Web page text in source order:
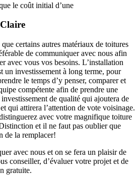
le coût initial d’une
certains autres matériaux de toitures
de communiquer avec nous afin
avec vous vos besoins. L’installation
un investissement à long terme, pour
le temps d’y penser, comparer et
compétente afin de prendre une
de qualité qui ajoutera de
qui attirera l’attention de vote voisinage.
avec votre magnifique toiture
et il ne faut pas oublier que
de la remplacer!
avec nous et on se fera un plaisir de
conseiller, d’évaluer votre projet et de
gratuite.